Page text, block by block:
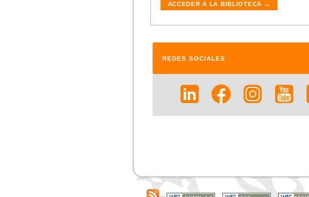
ACCEDER A LA BIBLIOTECA →
REDES SOCIALES